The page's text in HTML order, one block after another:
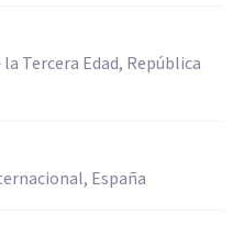
Tercera Edad, República
España